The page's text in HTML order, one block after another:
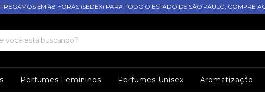
EM 48 HORAS (SEDEX) PARA TODO O ESTADO DE SÃO PAULO, COMPRE
Perfumes Femininos Perfumes Unisex Aromatização